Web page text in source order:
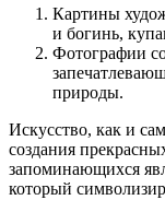
Картины
и богинь,
Фотографии
природы.
Искусство, как и
создания
запоминающихся
который